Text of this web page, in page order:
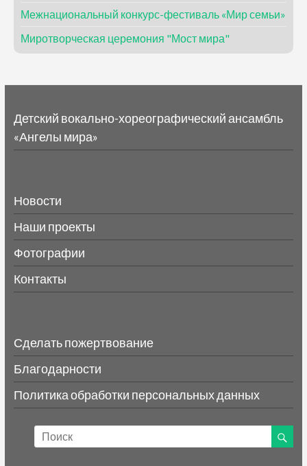
Межнациональный конкурс-фестиваль «Мир семьи»
Миротворческая церемония "Мост мира"
Детский вокально-хореографический ансамбль
«Ангелы мира»
Новости
Наши проекты
Фотографии
Контакты
Сделать пожертвование
Благодарности
Политика обработки персональных данных